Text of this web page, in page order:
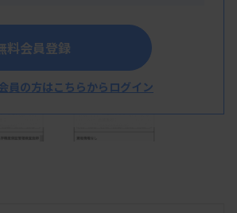
料会員登録
員の方はこちらからログイン